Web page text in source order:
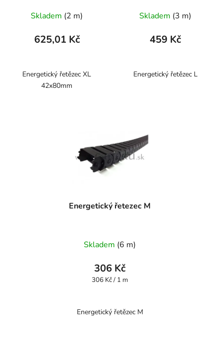
Skladem (2 m)
625,01 Kč
Energetický řetězec XL
42x80mm
Skladem (3 m)
459 Kč
Energetický řetězec L
Energetický řetezec M
Skladem (6 m)
306 Kč
Měrná
306 Kč / 1 m
Energetický řetězec M